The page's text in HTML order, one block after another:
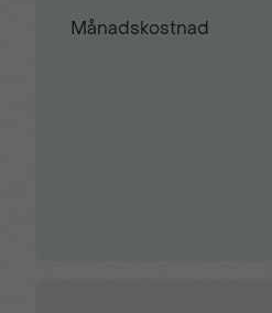
Justerbart förarsäte
Månadskostnad